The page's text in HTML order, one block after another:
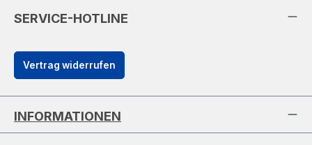
SERVICE-HOTLINE
Vertrag widerrufen
INFORMATIONEN